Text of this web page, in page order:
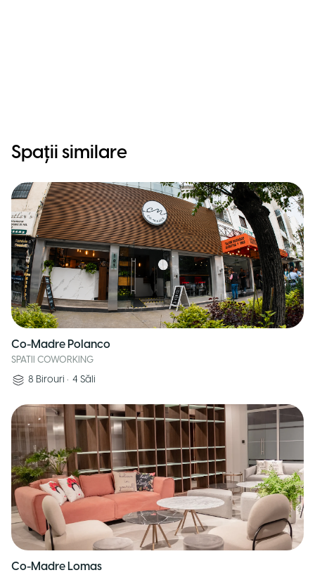
Spații similare
Co-Madre Polanco
SPATII COWORKING
8 Birouri • 4 Săli
Co-Madre Lomas